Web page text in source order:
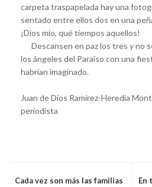
carpeta traspapelada hay una
sentado entre ellos dos en una
¡Dios mío, qué tiempos aquellos!
Descansen en paz los tres y no
los ángeles del Paraíso con una
habrían imaginado.
Juan de Dios Ramírez-Heredia
periodista
Cada vez son más las familias
En